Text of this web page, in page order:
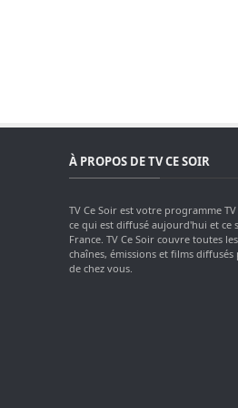
À PROPOS DE TV CE SOIR
TV Ce Soir est votre programme
ce qui est diffusé aujourd'hui et ce
France. TV Ce Soir couvre toutes les
chaînes, émissions et films diffusés
de chez vous.